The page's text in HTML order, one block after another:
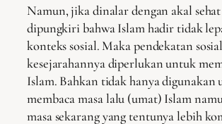
Namun, jika dinalar dengan akal
dipungkiri bahwa Islam hadir tidak
konteks sosial. Maka pendekatan
kesejarahannya diperlukan untuk
Islam. Bahkan tidak hanya digunakan
membaca masa lalu (umat) Islam
masa sekarang yang tentunya lebih